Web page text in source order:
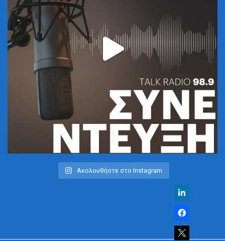
Ακολουθήστε στο Instagram